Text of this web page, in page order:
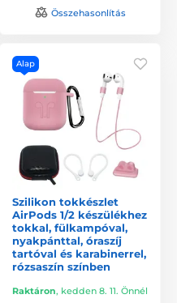
Összehasonlítás
Alap
Szilikon tokkészlet
AirPods 1/2 készülékhez
tokkal, fülkampóval,
nyakpánttal, óraszíj
tartóval és karabinerrel,
rózsaszín színben
Raktáron, kedden 8. 11. Önnél